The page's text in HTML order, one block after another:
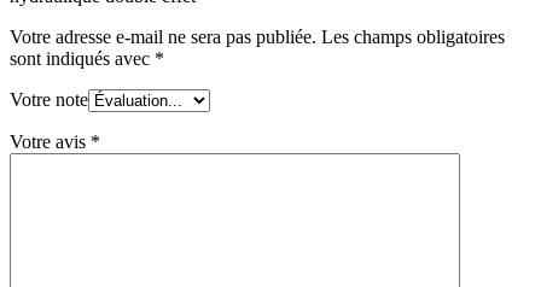
Votre adresse e-mail ne sera pas publiée. Les champs obligatoires
sont indiqués avec *
Votre note
Votre avis *